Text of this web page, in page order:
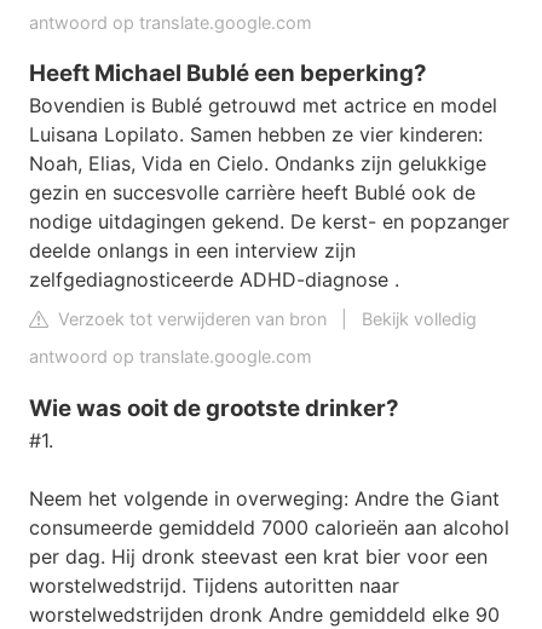
antwoord op translate.google.com
Heeft Michael Bublé een beperking?
Bovendien is Bublé getrouwd met actrice en model
Luisana Lopilato. Samen hebben ze vier kinderen:
Noah, Elias, Vida en Cielo. Ondanks zijn gelukkige
gezin en succesvolle carrière heeft Bublé ook de
nodige uitdagingen gekend. De kerst- en popzanger
deelde onlangs in een interview zijn
zelfgediagnosticeerde ADHD-diagnose .
Verzoek tot verwijderen van bron
Bekijk volledig
antwoord op translate.google.com
Wie was ooit de grootste drinker?
#1.
Neem het volgende in overweging: Andre the Giant
consumeerde gemiddeld 7000 calorieën aan alcohol
per dag. Hij dronk steevast een krat bier voor een
worstelwedstrijd. Tijdens autoritten naar
worstelwedstrijden dronk Andre gemiddeld elke 90